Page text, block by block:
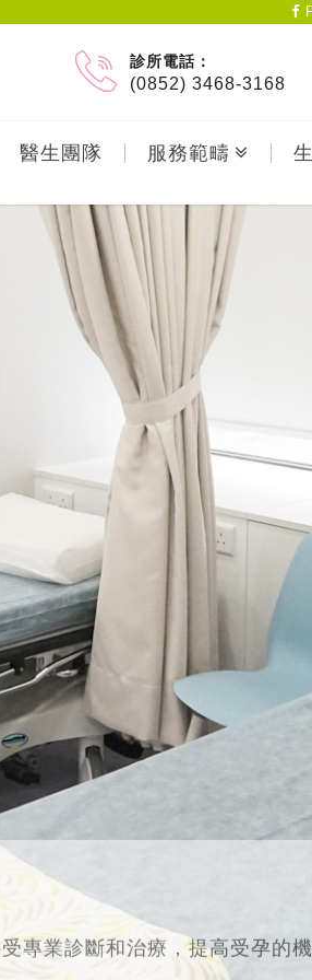
診所電話：
(0852) 3468-3168
醫生團隊 服務範疇
專業診斷和治療，提高受孕的機